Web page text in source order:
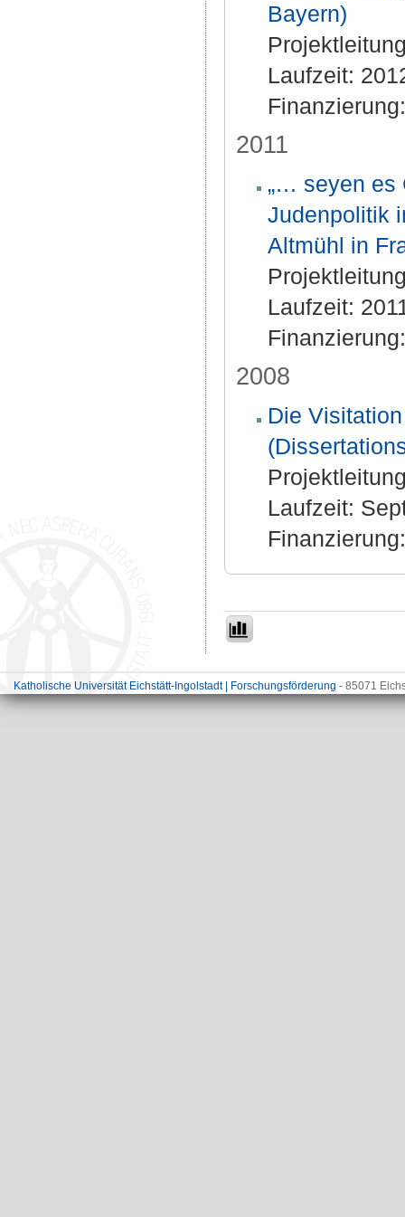
Bayern)
Laufzeit:
2011
„… seyen es
Judenpolitik
Altmühl in
Laufzeit:
2008
Die
Laufzeit:
Katholische Universität Eichstätt-Ingolstadt | Forschungsförderung - 85071